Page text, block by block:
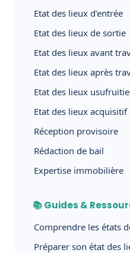
Etat des lieux d’entrée
Etat des lieux de sortie
Etat des lieux avant
Etat des lieux après
Etat des lieux
Etat des lieux acquisitif
Réception provisoire
Rédaction de bail
Expertise immobilière
📚 Guides &
Comprendre les états
Préparer son état des